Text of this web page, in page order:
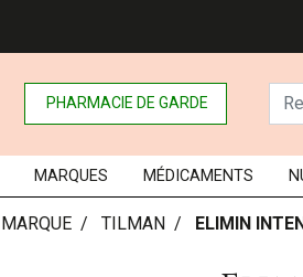
PHARMACIE DE GARDE
MARQUES MÉDICAMENTS
MARQUE TILMAN ELIMIN